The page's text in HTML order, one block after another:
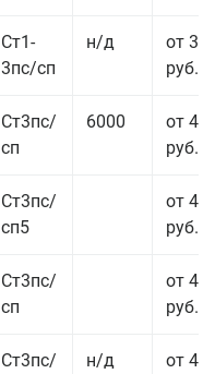
Ст1-
3пс/сп
н/д
от 35
руб.
Ст3пс/
сп
6000
от 45
руб.
Ст3пс/
сп5
от 45
руб.
Ст3пс/
сп
от 41
руб.
Ст3пс/
н/д
от 44